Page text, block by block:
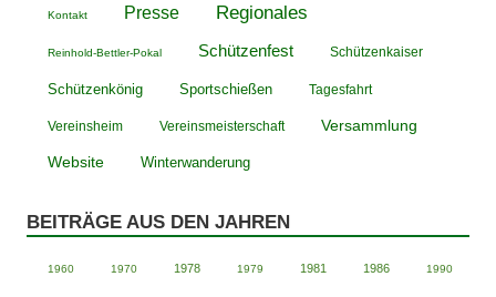
Kontakt Presse Regionales
Reinhold-Bettler-Pokal Schützenfest Schützenkaiser
Schützenkönig Sportschießen Tagesfahrt
Vereinsheim Vereinsmeisterschaft Versammlung
Website Winterwanderung
BEITRÄGE AUS DEN JAHREN
1960 1970 1978 1979 1981 1986 1990